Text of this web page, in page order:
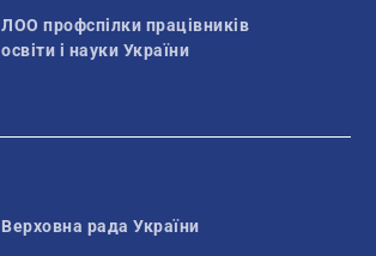
ЛОО профспілки працівників
освіти і науки України
Верховна рада України